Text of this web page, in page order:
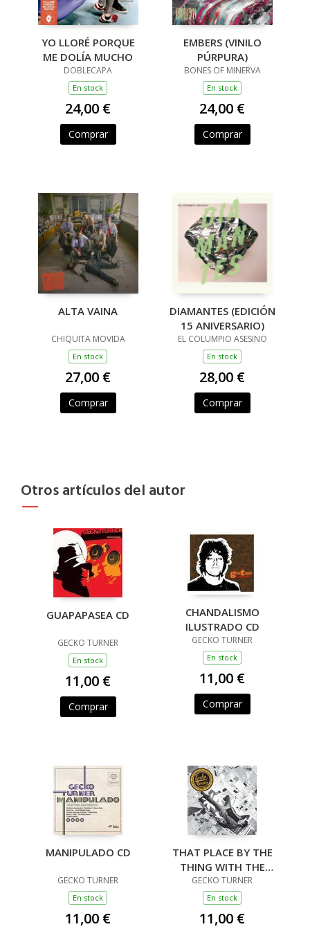
YO LLORÉ PORQUE
ME DOLÍA MUCHO
DOBLECAPA
En stock
24,00 €
Comprar
EMBERS (VINILO
PÚRPURA)
BONES OF MINERVA
En stock
24,00 €
Comprar
ALTA VAINA
CHIQUITA MOVIDA
En stock
27,00 €
Comprar
DIAMANTES (EDICIÓN
15 ANIVERSARIO)
EL COLUMPIO ASESINO
En stock
28,00 €
Comprar
Otros artículos del autor
GUAPAPASEA CD
GECKO TURNER
En stock
11,00 €
Comprar
CHANDALISMO
ILUSTRADO CD
GECKO TURNER
En stock
11,00 €
Comprar
MANIPULADO CD
GECKO TURNER
En stock
11,00 €
THAT PLACE BY THE
THING WITH THE
COOL NAME CD
GECKO TURNER
En stock
11,00 €